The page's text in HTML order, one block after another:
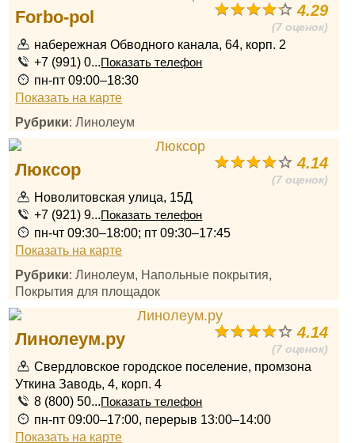
4.29
(7 оценок)
Forbo-pol
набережная Обводного канала, 64, корп. 2
+7 (991) 0...Показать телефон
пн-пт 09:00–18:30
Показать на карте
Рубрики: Линолеум
4.14
(7 оценок)
Люксор
Новолитовская улица, 15Д
+7 (921) 9...Показать телефон
пн-чт 09:30–18:00; пт 09:30–17:45
Показать на карте
Рубрики: Линолеум, Напольные покрытия,
Покрытия для площадок
4.14
(7 оценок)
Линолеум.ру
Свердловское городское поселение, промзона
Уткина Заводь, 4, корп. 4
8 (800) 50...Показать телефон
пн-пт 09:00–17:00, перерыв 13:00–14:00
Показать на карте